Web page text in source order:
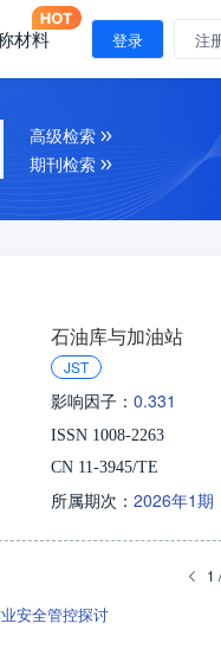
材料 登录 注
高级检索
期刊检索
石油库与加油站
JST
影响因子： 0.331
ISSN 1008-2263
CN 11-3945/TE
所属期次： 2026年1期
1
安全管控探讨